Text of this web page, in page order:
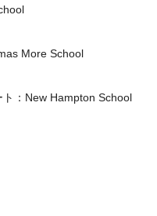
More School
：New Hampton School